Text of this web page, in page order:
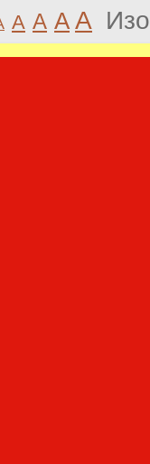
A A A A